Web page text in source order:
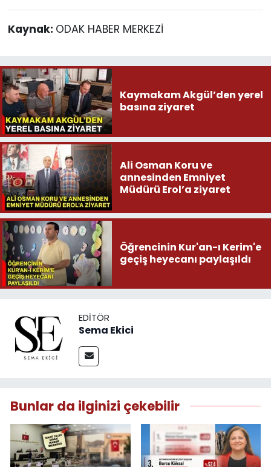
Kaynak: ODAK HABER MERKEZİ
Kaymakam Akgül’den yerel
basına ziyaret
Ali Osman Koru ve
annesinden Emniyet
Müdürü Erol’a ziyaret
Öğrencinin Kur'an-ı Kerim'e
geçiş heyecanı paylaşıldı
EDITÖR
Sema Ekici
Bunlar da ilginizi çekebilir